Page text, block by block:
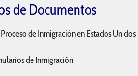
de Documentos
de Inmigración en Estados Unidos
de Inmigración